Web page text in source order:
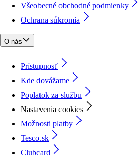
Všeobecné obchodné podmienky
Ochrana súkromia
O nás
Prístupnosť
Kde dovážame
Poplatok za službu
Nastavenia cookies
Možnosti platby
Tesco.sk
Clubcard